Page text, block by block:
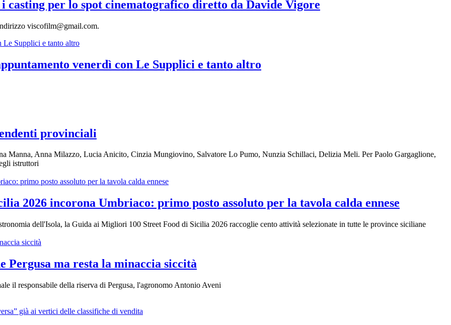
per lo spot cinematografico diretto da Davide Vigore
viscofilm@gmail.com.
venerdì con Le Supplici e tanto altro
provinciali
Manna, Anna Milazzo, Lucia Anicito, Cinzia Mungiovino, Salvatore Lo Pumo, Nunzia Schillaci, Delizia Meli. Per Paolo Gargaglione,
istruttori
2026 incorona Umbriaco: primo posto assoluto per la tavola calda ennese
dell'Isola, la Guida ai Migliori 100 Street Food di Sicilia 2026 raccoglie cento attività selezionate in tutte le province siciliane
ma resta la minaccia siccità
il responsabile della riserva di Pergusa, l'agronomo Antonio Aveni